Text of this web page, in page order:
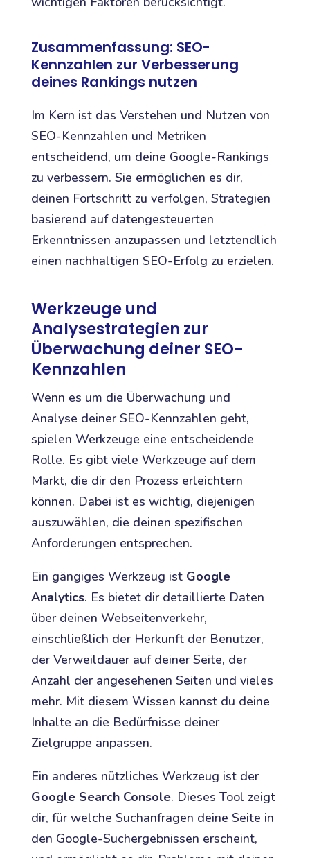
Zusammenfassung: SEO-
Kennzahlen zur Verbesserung
deines Rankings nutzen
Im Kern ist das Verstehen und Nutzen von
SEO-Kennzahlen und Metriken
entscheidend, um deine Google-Rankings
zu verbessern. Sie ermöglichen es dir,
deinen Fortschritt zu verfolgen, Strategien
basierend auf datengesteuerten
Erkenntnissen anzupassen und letztendlich
einen nachhaltigen SEO-Erfolg zu erzielen.
Werkzeuge und
Analysestrategien zur
Überwachung deiner SEO-
Kennzahlen
Wenn es um die Überwachung und
Analyse deiner SEO-Kennzahlen geht,
spielen Werkzeuge eine entscheidende
Rolle. Es gibt viele Werkzeuge auf dem
Markt, die dir den Prozess erleichtern
können. Dabei ist es wichtig, diejenigen
auszuwählen, die deinen spezifischen
Anforderungen entsprechen.
Ein gängiges Werkzeug ist Google
Analytics. Es bietet dir detaillierte Daten
über deinen Webseitenverkehr,
einschließlich der Herkunft der Benutzer,
der Verweildauer auf deiner Seite, der
Anzahl der angesehenen Seiten und vieles
mehr. Mit diesem Wissen kannst du deine
Inhalte an die Bedürfnisse deiner
Zielgruppe anpassen.
Ein anderes nützliches Werkzeug ist der
Google Search Console. Dieses Tool zeigt
dir, für welche Suchanfragen deine Seite in
den Google-Suchergebnissen erscheint,